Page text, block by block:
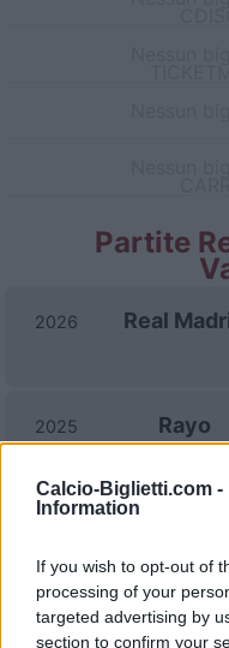
Calcio-Biglietti.com -
Information
If you wish to opt-out of
processing of your
targeted advertising by
section to confirm your
Partite
2026 Real
2025
Rayo
2024 Rayo